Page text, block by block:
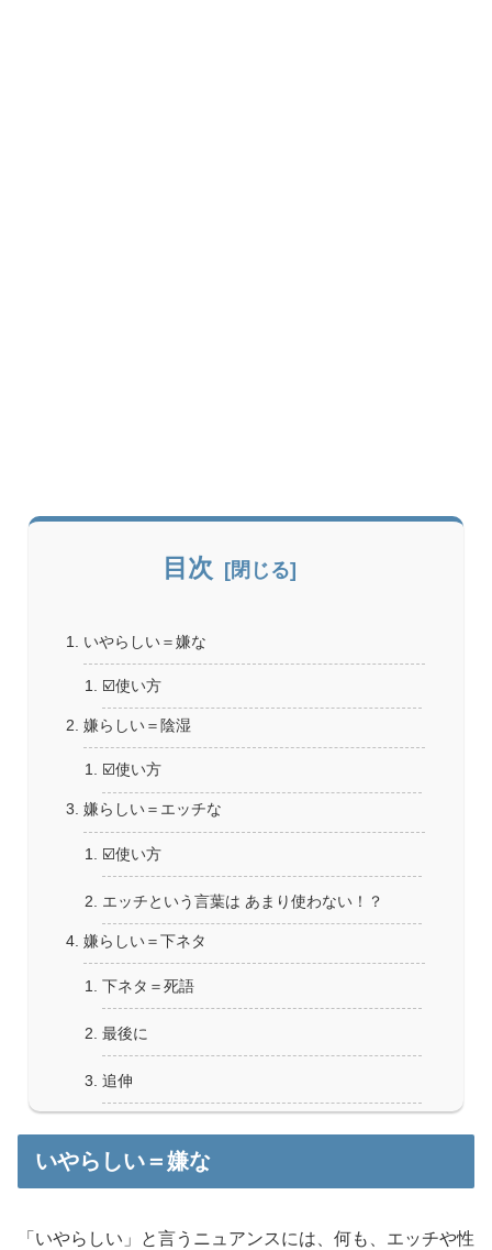
目次
いやらしい＝嫌な
☑️使い方
嫌らしい＝陰湿
☑️使い方
嫌らしい＝エッチな
☑️使い方
エッチという言葉は あまり使わない！？
嫌らしい＝下ネタ
下ネタ＝死語
最後に
追伸
いやらしい＝嫌な
「いやらしい」と言うニュアンスには、何も、エッチや性